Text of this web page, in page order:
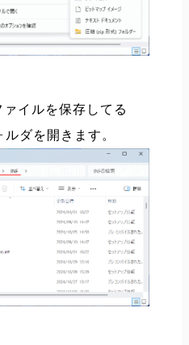
イルを保存してる
ルダを開きます。